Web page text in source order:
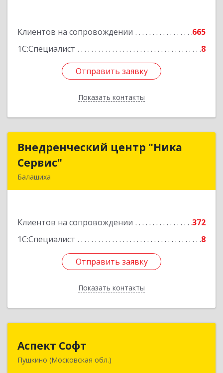
Клиентов на сопровождении
665
1С:Специалист
8
Отправить заявку
Показать контакты
Отправить заявку
Назад
Внедренческий центр "Ника
Сервис"
Балашиха
Клиентов на сопровождении
372
1С:Специалист
8
Отправить заявку
Показать контакты
Внедренческий центр "Ника
Подробнее
Отправить заявку
Назад
Аспект Софт
Пушкино (Московская обл.)
141205, Московская обл, Пушкинский р-н,